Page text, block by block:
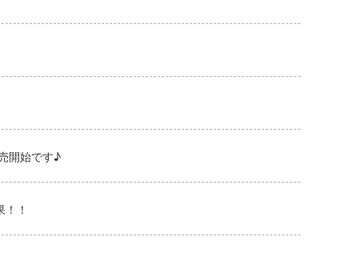
開始です♪
！